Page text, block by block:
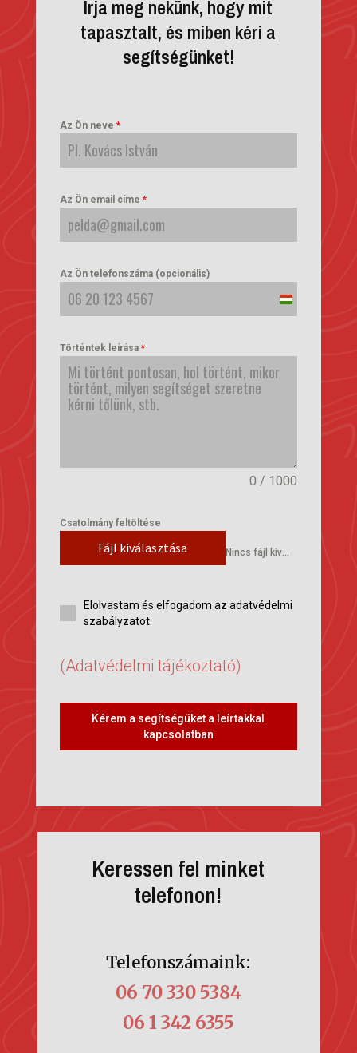
Írja meg nekünk, hogy mit
tapasztalt, és miben kéri a
segítségünket!
Az Ön neve *
Az Ön email címe *
Az Ön telefonszáma (opcionális)
Hungary
Történtek leírása *
0 / 1000
Csatolmány feltöltése
Fájl kiválasztása Nincs fájl kiválasztva
Elolvastam és elfogadom az adatvédelmi
szabályzatot.
(Adatvédelmi tájékoztató)
Kérem a segítségüket a leírtakkal
kapcsolatban
Keressen fel minket
telefonon!
Telefonszámaink:
06 70 330 5384
06 1 342 6355